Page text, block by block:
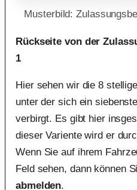
Musterbild:
Rückseite von der
1
Hier sehen wir die 8
unter der sich ein
verbirgt. Es gibt hier
dieser Variente wird er
Wenn Sie auf ihrem
Feld sehen, dann können
abmelden.